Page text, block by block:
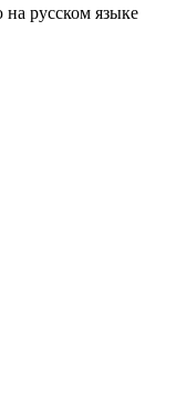
русском языке